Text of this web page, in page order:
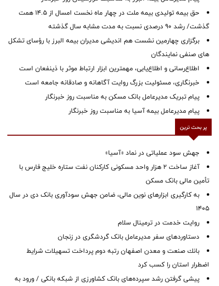
حق بیمه تولیدی بیمه ملت در چهار ماه نخست امسال از 14.5 همت
گذشت/ رشد 90 درصدی نسبت به مدت مشابه سال گذشته
برگزاری چهارمین نشست هم اندیشی مدیران بیمه البرز با رؤسای تشکل
های صنفی نمایندگان
اطلاع‌رسانی و اطلاع‌یابی، مهمترین ابزار ارتباط موثر با ذینفعان است
خبرنگاری، مسئولیت بزرگ روایت آگاهانه و صادقانه جامعه است
پیام تبریک مدیرعامل بانک مسکن به مناسبت روز خبرنگار
پیام مدیرعامل بیمه آسیا به مناسبت روز خبرنگار
پر بحث ترین
جهش سود عملیاتی در نماد «آسیا»
آغاز ساخت ۲ هزار واحد مسکونی کارکنان نفت ستاره خلیج فارس با
تأمین مالی بانک مسکن
به کارگیری ابزارهای نوین مالی، ضامن جهش سودآوری بانک دی در سال
1405
روایت خدمت در ترمینال سلام
دستاوردهای سفر مدیرعامل بانک گردشگری در زنجان
بانك صنعت و معدن اصفهان رتبه دوم پرداخت تسهیلات شرایط
اضطرار استان را كسب كرد
پیشی گرفتن رشد سپرده‌های بانک کشاورزی از شبکه بانکی / ورود به